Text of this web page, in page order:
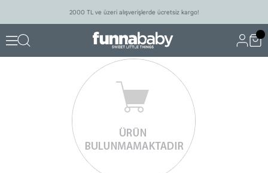
2000 TL ve üzeri alışverişlerde ücretsiz kargo!